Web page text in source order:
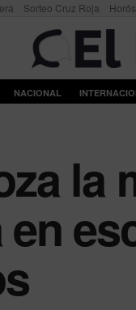
Sorteo Cruz Roja
NACIONAL
la